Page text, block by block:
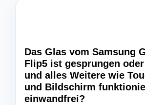
Das Glas vom Samsung
Flip5 ist gesprungen
und alles Weitere wie
und Bildschirm
einwandfrei?